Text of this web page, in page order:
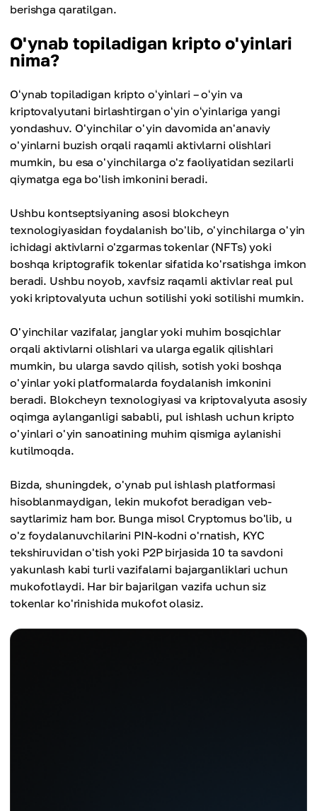
berishga qaratilgan.
O'ynab topiladigan kripto o'yinlari
nima?
Oʻynab topiladigan kripto oʻyinlari – oʻyin va
kriptovalyutani birlashtirgan oʻyin oʻyinlariga yangi
yondashuv. O'yinchilar o'yin davomida an'anaviy
o'yinlarni buzish orqali raqamli aktivlarni olishlari
mumkin, bu esa o'yinchilarga o'z faoliyatidan sezilarli
qiymatga ega bo'lish imkonini beradi.
Ushbu kontseptsiyaning asosi blokcheyn
texnologiyasidan foydalanish bo'lib, o'yinchilarga o'yin
ichidagi aktivlarni o'zgarmas tokenlar (NFTs) yoki
boshqa kriptografik tokenlar sifatida ko'rsatishga imkon
beradi. Ushbu noyob, xavfsiz raqamli aktivlar real pul
yoki kriptovalyuta uchun sotilishi yoki sotilishi mumkin.
O'yinchilar vazifalar, janglar yoki muhim bosqichlar
orqali aktivlarni olishlari va ularga egalik qilishlari
mumkin, bu ularga savdo qilish, sotish yoki boshqa
o'yinlar yoki platformalarda foydalanish imkonini
beradi. Blokcheyn texnologiyasi va kriptovalyuta asosiy
oqimga aylanganligi sababli, pul ishlash uchun kripto
o'yinlari o'yin sanoatining muhim qismiga aylanishi
kutilmoqda.
Bizda, shuningdek, o'ynab pul ishlash platformasi
hisoblanmaydigan, lekin mukofot beradigan veb-
saytlarimiz ham bor. Bunga misol Cryptomus bo'lib, u
o'z foydalanuvchilarini PIN-kodni o'rnatish, KYC
tekshiruvidan o'tish yoki P2P birjasida 10 ta savdoni
yakunlash kabi turli vazifalarni bajarganliklari uchun
mukofotlaydi. Har bir bajarilgan vazifa uchun siz
tokenlar ko'rinishida mukofot olasiz.